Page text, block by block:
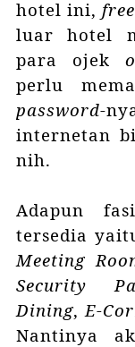
hotel ini,
luar hotel
para ojek
perlu
password-
internetan
nih.
Adapun
tersedia
Meeting
Security
Dining, E-
Nantinya